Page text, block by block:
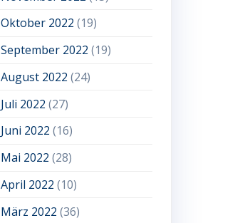
Oktober 2022 (19)
September 2022 (19)
August 2022 (24)
Juli 2022 (27)
Juni 2022 (16)
Mai 2022 (28)
April 2022 (10)
März 2022 (36)